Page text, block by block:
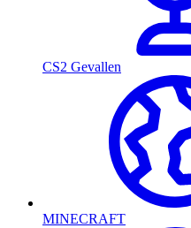
CS2 Gevallen
MINECRAFT